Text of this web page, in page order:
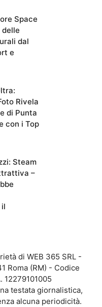
Space
delle
dal
e
Rivela
di Punta
con i Top
Steam
–
di WEB 365 SRL -
Roma (RM) - Codice
12279101005
testata giornalistica,
alcuna periodicità.